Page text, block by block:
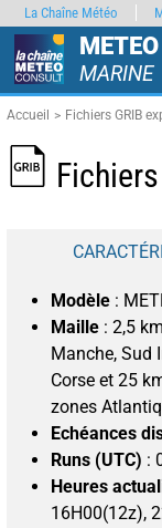
METEO
MARINE
Accueil Fichiers GRIB
Modèle :
Maille : 2,5
Manche, Sud
Corse et 25
zones
Echéances
Runs (UTC) :
Heures
16H00(12z),
La Chaîne Météo